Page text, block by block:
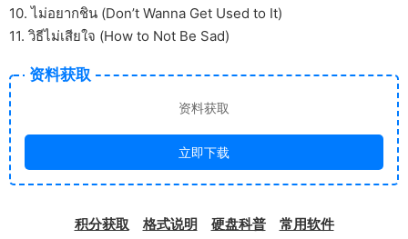
10. ไม่อยากชิน (Don’t Wanna Get Used to It)
11. วิธีไม่เสียใจ (How to Not Be Sad)
资料获取
资料获取
立即下载
积分获取 格式说明 硬盘科普 常用软件